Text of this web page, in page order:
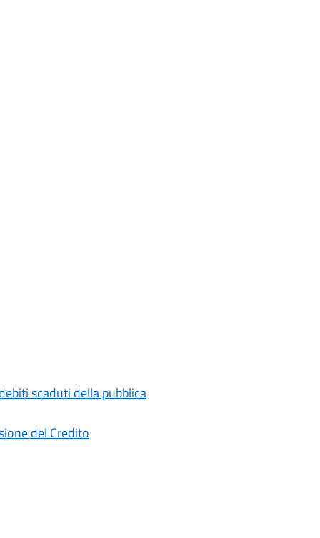
scaduti della pubblica
del Credito